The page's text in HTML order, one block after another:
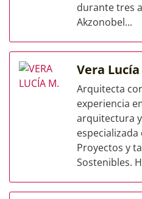
durante tres
Akzonobel...
Vera
Arquitecta
experiencia
arquitectura
Proyectos y
Sostenibles.